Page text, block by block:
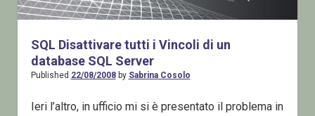
SQL Disattivare tutti i Vincoli di un
database SQL Server
Published 22/08/2008by Sabrina Cosolo
Ieri l’altro, in ufficio mi si è presentato il problema in